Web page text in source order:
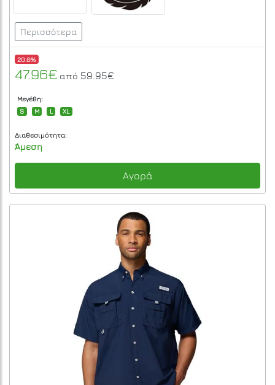
Περισσότερα
20.0%
47.96€ από 59.95€
Μεγέθη:
S
M L XL
Διαθεσιμότητα:
Άμεση
Αγορά